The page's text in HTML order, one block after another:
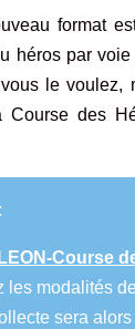
format
héros par
le
des
Course
modalités
sera